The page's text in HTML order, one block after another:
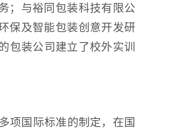
；与裕同包装科技有限公
保及智能包装创意开发研
包装公司建立了校外实训
项国际标准的制定，在国